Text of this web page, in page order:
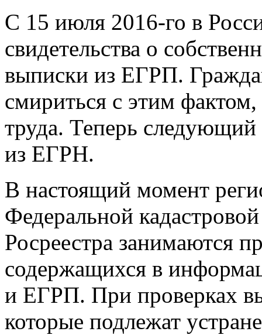
С 15 июля 2016-го в
свидетельства о
выписки из ЕГРП.
смириться с этим
труда. Теперь
из ЕГРН.
В настоящий момент
Федеральной
Росреестра занимаются
содержащихся в
и ЕГРП. При проверках
которые подлежат